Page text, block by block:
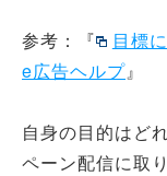
参考：『
目標
e広告ヘルプ』
自身の目的はど
ペーン配信に取